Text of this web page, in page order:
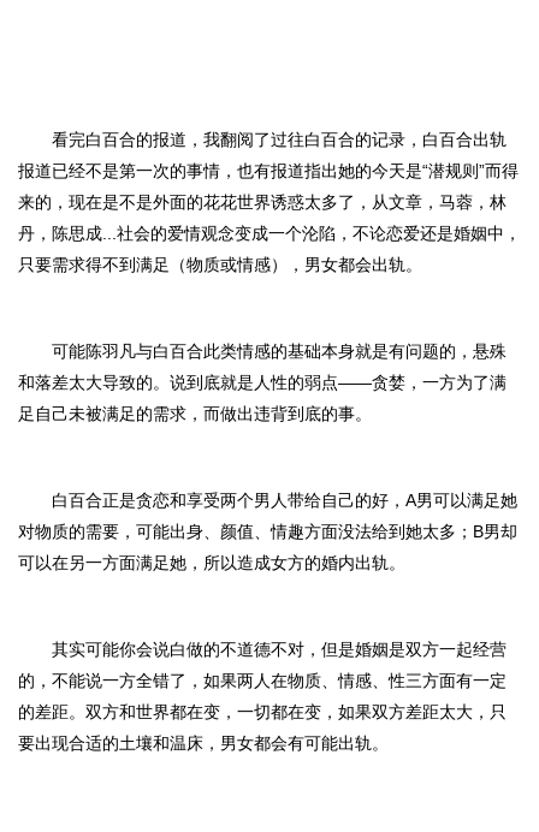
看完白百合的报道，我翻阅了过往白百合的记录，白百合出轨
报道已经不是第一次的事情，也有报道指出她的今天是“潜规则”而得
来的，现在是不是外面的花花世界诱惑太多了 ， 从文章，马蓉，林
丹，陈思成 ...社会的爱情观念变成一个沦陷， 不论恋爱还是婚姻中，
只要需求得不到满足（物质或情感），男女都会出轨 。
可能陈羽凡与白百合此类情感的基础本身就是有问题的，悬殊
和落差太大导致的。说到底就是人性的弱点——贪婪，一方为了满
足自己未被满足的需求，而做出违背到底的事。
白百合正是贪恋和享受两个男人带给自己的好， A男可以满足她
对物质的需要，可能出身、颜值、情趣方面没法给到她太多；B男却
可以在另一方面满足她，所以造成女方的婚内出轨。
其实可能你会说白做的不道德不对， 但是婚姻是双方一起经营
的，不能说一方全错了，如果两人在物质、情感、性三方面有一定
的差距。双方和世界都在变，一切都在变，如果双方差距太大，只
要出现合适的土壤和温床，男女都会有可能出轨 。